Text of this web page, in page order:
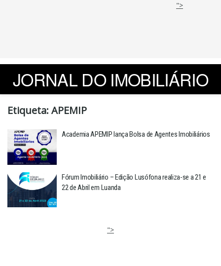
">
JORNAL DO IMOBILIÁRIO
Etiqueta: APEMIP
Academia APEMIP lança Bolsa de Agentes Imobiliários
Fórum Imobiliário – Edição Lusófona realiza-se a 21 e
22 de Abril em Luanda
">